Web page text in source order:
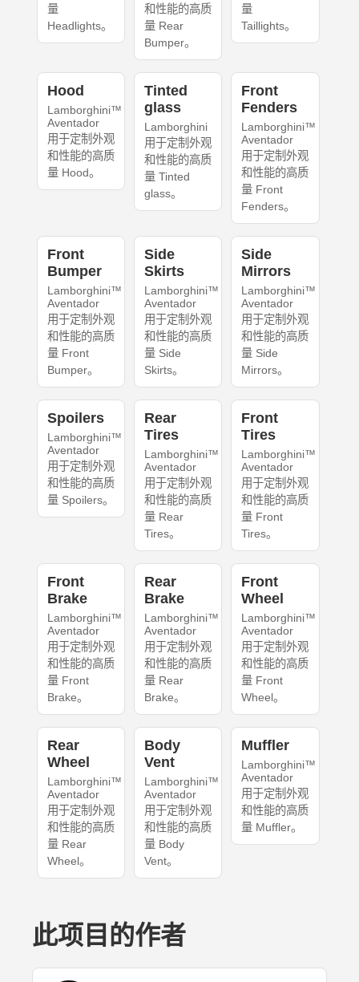
量
Headlights。
和性能的高质
量 Rear
Bumper。
量
Taillights。
Hood
Lamborghini™
Aventador
用于定制外观
和性能的高质
量 Hood。
Tinted
glass
Lamborghini
用于定制外观
和性能的高质
量 Tinted
glass。
Front
Fenders
Lamborghini™
Aventador
用于定制外观
和性能的高质
量 Front
Fenders。
Front
Bumper
Lamborghini™
Aventador
用于定制外观
和性能的高质
量 Front
Bumper。
Side
Skirts
Lamborghini™
Aventador
用于定制外观
和性能的高质
量 Side
Skirts。
Side
Mirrors
Lamborghini™
Aventador
用于定制外观
和性能的高质
量 Side
Mirrors。
Spoilers
Lamborghini™
Aventador
用于定制外观
和性能的高质
量 Spoilers。
Rear
Tires
Lamborghini™
Aventador
用于定制外观
和性能的高质
量 Rear
Tires。
Front
Tires
Lamborghini™
Aventador
用于定制外观
和性能的高质
量 Front
Tires。
Front
Brake
Lamborghini™
Aventador
用于定制外观
和性能的高质
量 Front
Brake。
Rear
Brake
Lamborghini™
Aventador
用于定制外观
和性能的高质
量 Rear
Brake。
Front
Wheel
Lamborghini™
Aventador
用于定制外观
和性能的高质
量 Front
Wheel。
Rear
Wheel
Lamborghini™
Aventador
用于定制外观
和性能的高质
量 Rear
Wheel。
Body
Vent
Lamborghini™
Aventador
用于定制外观
和性能的高质
量 Body
Vent。
Muffler
Lamborghini™
Aventador
用于定制外观
和性能的高质
量 Muffler。
此项目的作者